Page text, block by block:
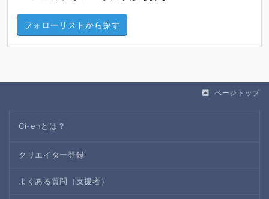
フォローリストから探す
ページトップ
Ci-enとは？
クリエイター登録
よくある質問（支援者）